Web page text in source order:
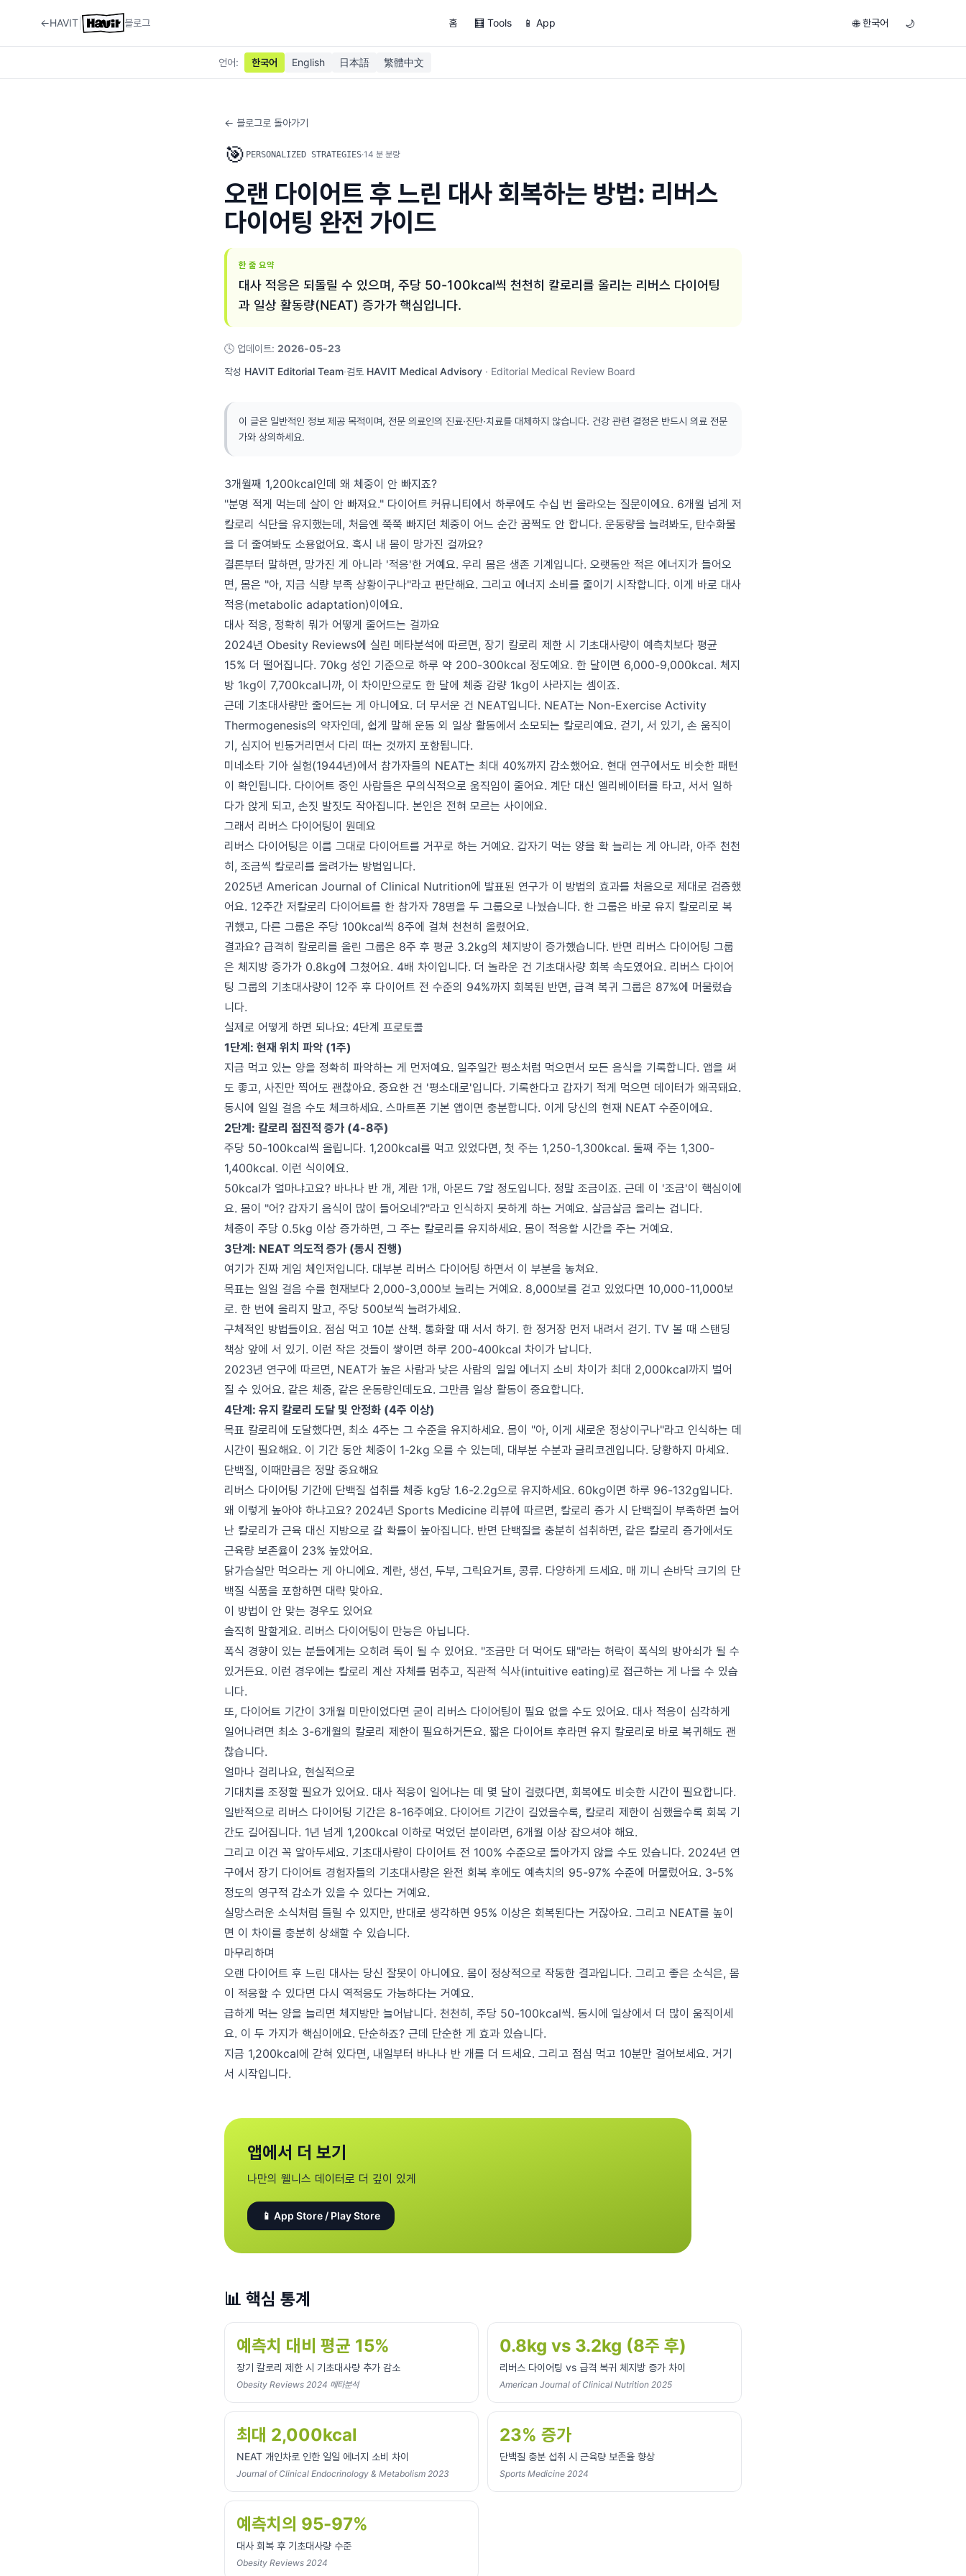
←HAVIT 블로그 홈 🧮 Tools 📱 App 🌐 한국어 🌙
언어: 한국어 English 日本語 繁體中文
← 블로그로 돌아가기
🎯 PERSONALIZED STRATEGIES·14 분 분량
오랜 다이어트 후 느린 대사 회복하는 방법: 리버스
다이어팅 완전 가이드
한 줄 요약
대사 적응은 되돌릴 수 있으며, 주당 50-100kcal씩 천천히 칼로리를 올리는 리버스 다이어팅
과 일상 활동량(NEAT) 증가가 핵심입니다.
🕓 업데이트: 2026-05-23
작성 HAVIT Editorial Team·검토 HAVIT Medical Advisory · Editorial Medical Review Board
이 글은 일반적인 정보 제공 목적이며, 전문 의료인의 진료·진단·치료를 대체하지 않습니다. 건강 관련 결정은 반드시 의료 전문
가와 상의하세요.
3개월째 1,200kcal인데 왜 체중이 안 빠지죠?
"분명 적게 먹는데 살이 안 빠져요." 다이어트 커뮤니티에서 하루에도 수십 번 올라오는 질문이에요. 6개월 넘게 저
칼로리 식단을 유지했는데, 처음엔 쭉쭉 빠지던 체중이 어느 순간 꿈쩍도 안 합니다. 운동량을 늘려봐도, 탄수화물
을 더 줄여봐도 소용없어요. 혹시 내 몸이 망가진 걸까요?
결론부터 말하면, 망가진 게 아니라 '적응'한 거예요. 우리 몸은 생존 기계입니다. 오랫동안 적은 에너지가 들어오
면, 몸은 "아, 지금 식량 부족 상황이구나"라고 판단해요. 그리고 에너지 소비를 줄이기 시작합니다. 이게 바로 대사
적응(metabolic adaptation)이에요.
대사 적응, 정확히 뭐가 어떻게 줄어드는 걸까요
2024년 Obesity Reviews에 실린 메타분석에 따르면, 장기 칼로리 제한 시 기초대사량이 예측치보다 평균
15% 더 떨어집니다. 70kg 성인 기준으로 하루 약 200-300kcal 정도예요. 한 달이면 6,000-9,000kcal. 체지
방 1kg이 7,700kcal니까, 이 차이만으로도 한 달에 체중 감량 1kg이 사라지는 셈이죠.
근데 기초대사량만 줄어드는 게 아니에요. 더 무서운 건 NEAT입니다. NEAT는 Non-Exercise Activity
Thermogenesis의 약자인데, 쉽게 말해 운동 외 일상 활동에서 소모되는 칼로리예요. 걷기, 서 있기, 손 움직이
기, 심지어 빈둥거리면서 다리 떠는 것까지 포함됩니다.
미네소타 기아 실험(1944년)에서 참가자들의 NEAT는 최대 40%까지 감소했어요. 현대 연구에서도 비슷한 패턴
이 확인됩니다. 다이어트 중인 사람들은 무의식적으로 움직임이 줄어요. 계단 대신 엘리베이터를 타고, 서서 일하
다가 앉게 되고, 손짓 발짓도 작아집니다. 본인은 전혀 모르는 사이에요.
그래서 리버스 다이어팅이 뭔데요
리버스 다이어팅은 이름 그대로 다이어트를 거꾸로 하는 거예요. 갑자기 먹는 양을 확 늘리는 게 아니라, 아주 천천
히, 조금씩 칼로리를 올려가는 방법입니다.
2025년 American Journal of Clinical Nutrition에 발표된 연구가 이 방법의 효과를 처음으로 제대로 검증했
어요. 12주간 저칼로리 다이어트를 한 참가자 78명을 두 그룹으로 나눴습니다. 한 그룹은 바로 유지 칼로리로 복
귀했고, 다른 그룹은 주당 100kcal씩 8주에 걸쳐 천천히 올렸어요.
결과요? 급격히 칼로리를 올린 그룹은 8주 후 평균 3.2kg의 체지방이 증가했습니다. 반면 리버스 다이어팅 그룹
은 체지방 증가가 0.8kg에 그쳤어요. 4배 차이입니다. 더 놀라운 건 기초대사량 회복 속도였어요. 리버스 다이어
팅 그룹의 기초대사량이 12주 후 다이어트 전 수준의 94%까지 회복된 반면, 급격 복귀 그룹은 87%에 머물렀습
니다.
실제로 어떻게 하면 되나요: 4단계 프로토콜
1단계: 현재 위치 파악 (1주)
지금 먹고 있는 양을 정확히 파악하는 게 먼저예요. 일주일간 평소처럼 먹으면서 모든 음식을 기록합니다. 앱을 써
도 좋고, 사진만 찍어도 괜찮아요. 중요한 건 '평소대로'입니다. 기록한다고 갑자기 적게 먹으면 데이터가 왜곡돼요.
동시에 일일 걸음 수도 체크하세요. 스마트폰 기본 앱이면 충분합니다. 이게 당신의 현재 NEAT 수준이에요.
2단계: 칼로리 점진적 증가 (4-8주)
주당 50-100kcal씩 올립니다. 1,200kcal를 먹고 있었다면, 첫 주는 1,250-1,300kcal. 둘째 주는 1,300-
1,400kcal. 이런 식이에요.
50kcal가 얼마냐고요? 바나나 반 개, 계란 1개, 아몬드 7알 정도입니다. 정말 조금이죠. 근데 이 '조금'이 핵심이에
요. 몸이 "어? 갑자기 음식이 많이 들어오네?"라고 인식하지 못하게 하는 거예요. 살금살금 올리는 겁니다.
체중이 주당 0.5kg 이상 증가하면, 그 주는 칼로리를 유지하세요. 몸이 적응할 시간을 주는 거예요.
3단계: NEAT 의도적 증가 (동시 진행)
여기가 진짜 게임 체인저입니다. 대부분 리버스 다이어팅 하면서 이 부분을 놓쳐요.
목표는 일일 걸음 수를 현재보다 2,000-3,000보 늘리는 거예요. 8,000보를 걷고 있었다면 10,000-11,000보
로. 한 번에 올리지 말고, 주당 500보씩 늘려가세요.
구체적인 방법들이요. 점심 먹고 10분 산책. 통화할 때 서서 하기. 한 정거장 먼저 내려서 걷기. TV 볼 때 스탠딩
책상 앞에 서 있기. 이런 작은 것들이 쌓이면 하루 200-400kcal 차이가 납니다.
2023년 연구에 따르면, NEAT가 높은 사람과 낮은 사람의 일일 에너지 소비 차이가 최대 2,000kcal까지 벌어
질 수 있어요. 같은 체중, 같은 운동량인데도요. 그만큼 일상 활동이 중요합니다.
4단계: 유지 칼로리 도달 및 안정화 (4주 이상)
목표 칼로리에 도달했다면, 최소 4주는 그 수준을 유지하세요. 몸이 "아, 이게 새로운 정상이구나"라고 인식하는 데
시간이 필요해요. 이 기간 동안 체중이 1-2kg 오를 수 있는데, 대부분 수분과 글리코겐입니다. 당황하지 마세요.
단백질, 이때만큼은 정말 중요해요
리버스 다이어팅 기간에 단백질 섭취를 체중 kg당 1.6-2.2g으로 유지하세요. 60kg이면 하루 96-132g입니다.
왜 이렇게 높아야 하냐고요? 2024년 Sports Medicine 리뷰에 따르면, 칼로리 증가 시 단백질이 부족하면 늘어
난 칼로리가 근육 대신 지방으로 갈 확률이 높아집니다. 반면 단백질을 충분히 섭취하면, 같은 칼로리 증가에서도
근육량 보존율이 23% 높았어요.
닭가슴살만 먹으라는 게 아니에요. 계란, 생선, 두부, 그릭요거트, 콩류. 다양하게 드세요. 매 끼니 손바닥 크기의 단
백질 식품을 포함하면 대략 맞아요.
이 방법이 안 맞는 경우도 있어요
솔직히 말할게요. 리버스 다이어팅이 만능은 아닙니다.
폭식 경향이 있는 분들에게는 오히려 독이 될 수 있어요. "조금만 더 먹어도 돼"라는 허락이 폭식의 방아쇠가 될 수
있거든요. 이런 경우에는 칼로리 계산 자체를 멈추고, 직관적 식사(intuitive eating)로 접근하는 게 나을 수 있습
니다.
또, 다이어트 기간이 3개월 미만이었다면 굳이 리버스 다이어팅이 필요 없을 수도 있어요. 대사 적응이 심각하게
일어나려면 최소 3-6개월의 칼로리 제한이 필요하거든요. 짧은 다이어트 후라면 유지 칼로리로 바로 복귀해도 괜
찮습니다.
얼마나 걸리나요, 현실적으로
기대치를 조정할 필요가 있어요. 대사 적응이 일어나는 데 몇 달이 걸렸다면, 회복에도 비슷한 시간이 필요합니다.
일반적으로 리버스 다이어팅 기간은 8-16주예요. 다이어트 기간이 길었을수록, 칼로리 제한이 심했을수록 회복 기
간도 길어집니다. 1년 넘게 1,200kcal 이하로 먹었던 분이라면, 6개월 이상 잡으셔야 해요.
그리고 이건 꼭 알아두세요. 기초대사량이 다이어트 전 100% 수준으로 돌아가지 않을 수도 있습니다. 2024년 연
구에서 장기 다이어트 경험자들의 기초대사량은 완전 회복 후에도 예측치의 95-97% 수준에 머물렀어요. 3-5%
정도의 영구적 감소가 있을 수 있다는 거예요.
실망스러운 소식처럼 들릴 수 있지만, 반대로 생각하면 95% 이상은 회복된다는 거잖아요. 그리고 NEAT를 높이
면 이 차이를 충분히 상쇄할 수 있습니다.
마무리하며
오랜 다이어트 후 느린 대사는 당신 잘못이 아니에요. 몸이 정상적으로 작동한 결과입니다. 그리고 좋은 소식은, 몸
이 적응할 수 있다면 다시 역적응도 가능하다는 거예요.
급하게 먹는 양을 늘리면 체지방만 늘어납니다. 천천히, 주당 50-100kcal씩. 동시에 일상에서 더 많이 움직이세
요. 이 두 가지가 핵심이에요. 단순하죠? 근데 단순한 게 효과 있습니다.
지금 1,200kcal에 갇혀 있다면, 내일부터 바나나 반 개를 더 드세요. 그리고 점심 먹고 10분만 걸어보세요. 거기
서 시작입니다.
앱에서 더 보기
나만의 웰니스 데이터로 더 깊이 있게
📱 App Store / Play Store
📊 핵심 통계
예측치 대비 평균 15%
장기 칼로리 제한 시 기초대사량 추가 감소
Obesity Reviews 2024 메타분석
0.8kg vs 3.2kg (8주 후)
리버스 다이어팅 vs 급격 복귀 체지방 증가 차이
American Journal of Clinical Nutrition 2025
최대 2,000kcal
NEAT 개인차로 인한 일일 에너지 소비 차이
Journal of Clinical Endocrinology & Metabolism 2023
23% 증가
단백질 충분 섭취 시 근육량 보존율 향상
Sports Medicine 2024
예측치의 95-97%
대사 회복 후 기초대사량 수준
Obesity Reviews 2024